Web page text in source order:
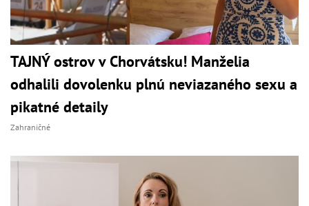
TAJNÝ ostrov v Chorvátsku! Manželia
odhalili dovolenku plnú neviazaného sexu a
pikatné detaily
Zahraničné